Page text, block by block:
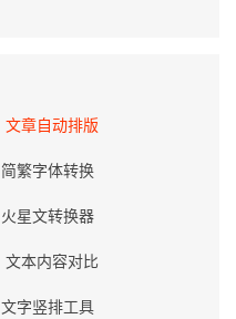
文章自动排版
简繁字体转换
火星文转换器
文本内容对比
文字竖排工具